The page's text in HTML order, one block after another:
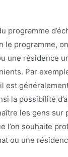
programme
le programme,
une résidence
Par
est
la possibilité
les gens sur
l’on souhaite
ou une